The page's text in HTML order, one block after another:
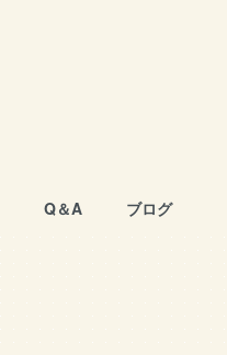
Q＆A ブログ